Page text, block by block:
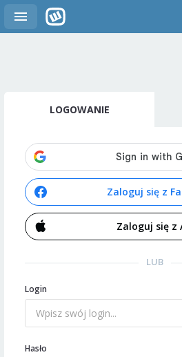
LOGOWANIE
Zaloguj się z
Zaloguj się z
LUB
Login
Hasło